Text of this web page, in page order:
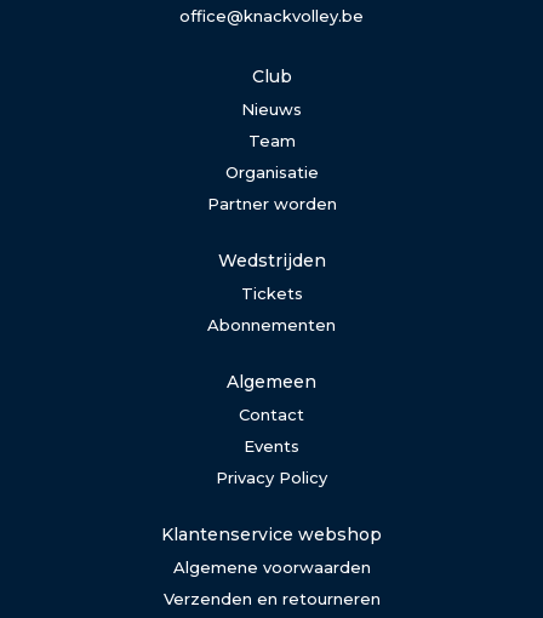
office@knackvolley.be
Club
Nieuws
Team
Organisatie
Partner worden
Wedstrijden
Tickets
Abonnementen
Algemeen
Contact
Events
Privacy Policy
Klantenservice webshop
Algemene voorwaarden
Verzenden en retourneren